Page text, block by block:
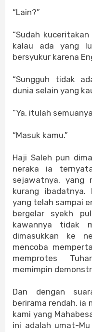
“Lain?”
“Sudah
kalau ada yang
bersyukur karena
“Sungguh tidak
dunia selain yang
“Ya, itulah
“Masuk kamu.”
Haji Saleh pun
neraka ia
sejawatnya, yang
kurang ibadatnya.
yang telah sampai
bergelar syekh
kawannya tidak
dimasukkan ke
mencoba
memprotes
memimpin
Dan dengan
berirama rendah, ia
kami yang
ini adalah umat-